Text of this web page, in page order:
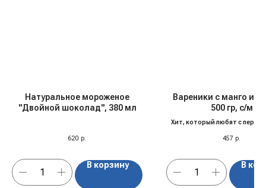
Натуральное мороженое
"Двойной шоколад", 380 мл
620 р.
В корзину
Вареники с манго и
500 гр, с/м
Хит, который любят с
457 р.
В